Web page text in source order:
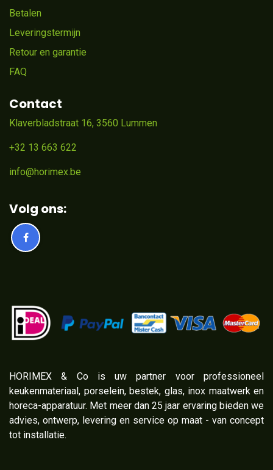
Betalen
Leveringstermijn
Retour en garantie
FAQ
Contact
Klaverbladstraat 16, 3560 Lummen
+32 13 663 622
info@horimex.be
Volg ons:
​HORIMEX & Co is uw partner voor professioneel
keukenmateriaal, porselein, bestek, glas, inox maatwerk en
horeca-apparatuur. Met meer dan 25 jaar ervaring bieden we
advies, ontwerp, levering en service op maat - van concept
tot installatie.